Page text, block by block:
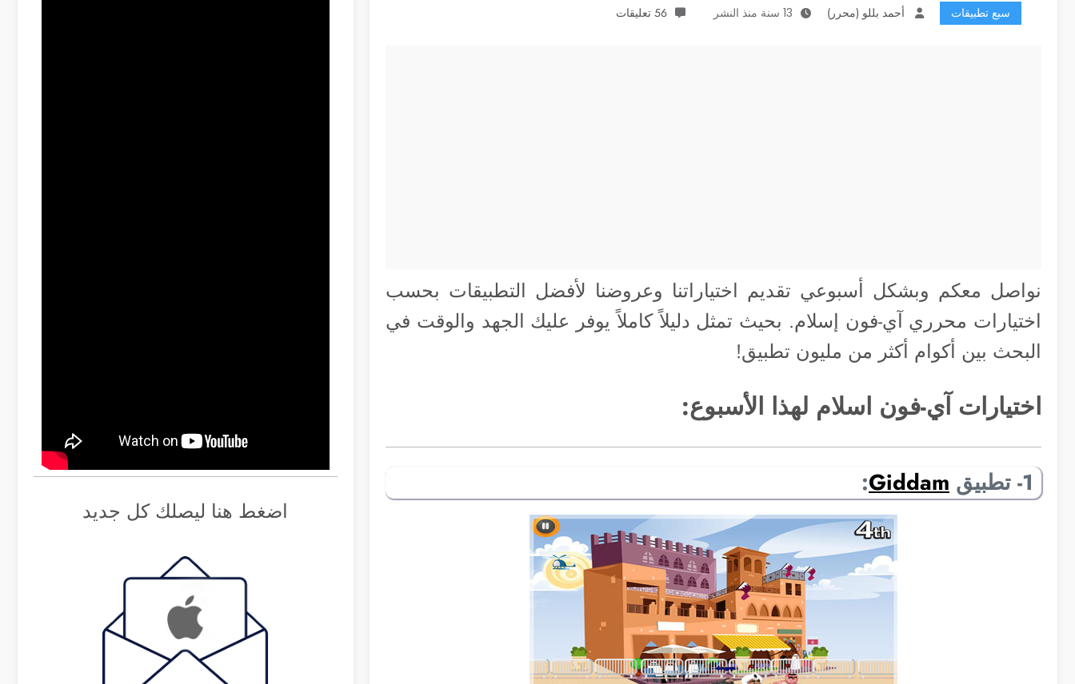
سبع تطبيقات أحمد بللو (محرر) 13 سنة منذ النشر 56 تعليقات
نواصل معكم وبشكل أسبوعي تقديم اختياراتنا وعروضنا لأفضل التطبيقات بحسب
اختيارات محرري آي-فون إسلام. بحيث تمثل دليلاً كاملاً يوفر عليك الجهد والوقت في
البحث بين أكوام أكثر من مليون تطبيق!
اختيارات آي-فون اسلام لهذا الأسبوع:
1- تطبيق Giddam
:
اضغط هنا ليصلك كل جديد